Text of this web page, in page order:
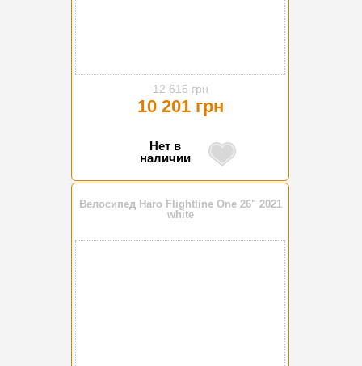
12 615 грн
10 201 грн
Нет в
наличии
Велосипед Haro Flightline One 26" 2021
white